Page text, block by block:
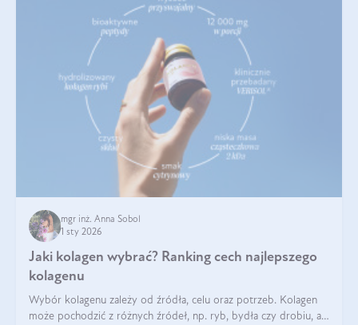
mgr inż. Anna Sobol
1 sty 2026
Jaki kolagen wybrać? Ranking cech najlepszego
kolagenu
Wybór kolagenu zależy od źródła, celu oraz potrzeb. Kolagen
może pochodzić z różnych źródeł, np. ryb, bydła czy drobiu, a